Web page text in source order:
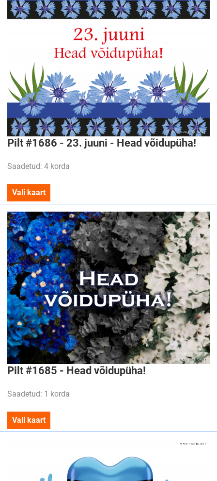
Pilt #1686 - 23. juuni - Head võidupüha!
Saadetud: 4 korda
Vali kaart
Pilt #1685 - Head võidupüha!
Saadetud: 1 korda
Vali kaart